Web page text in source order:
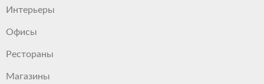
Интерьеры
Офисы
Рестораны
Магазины